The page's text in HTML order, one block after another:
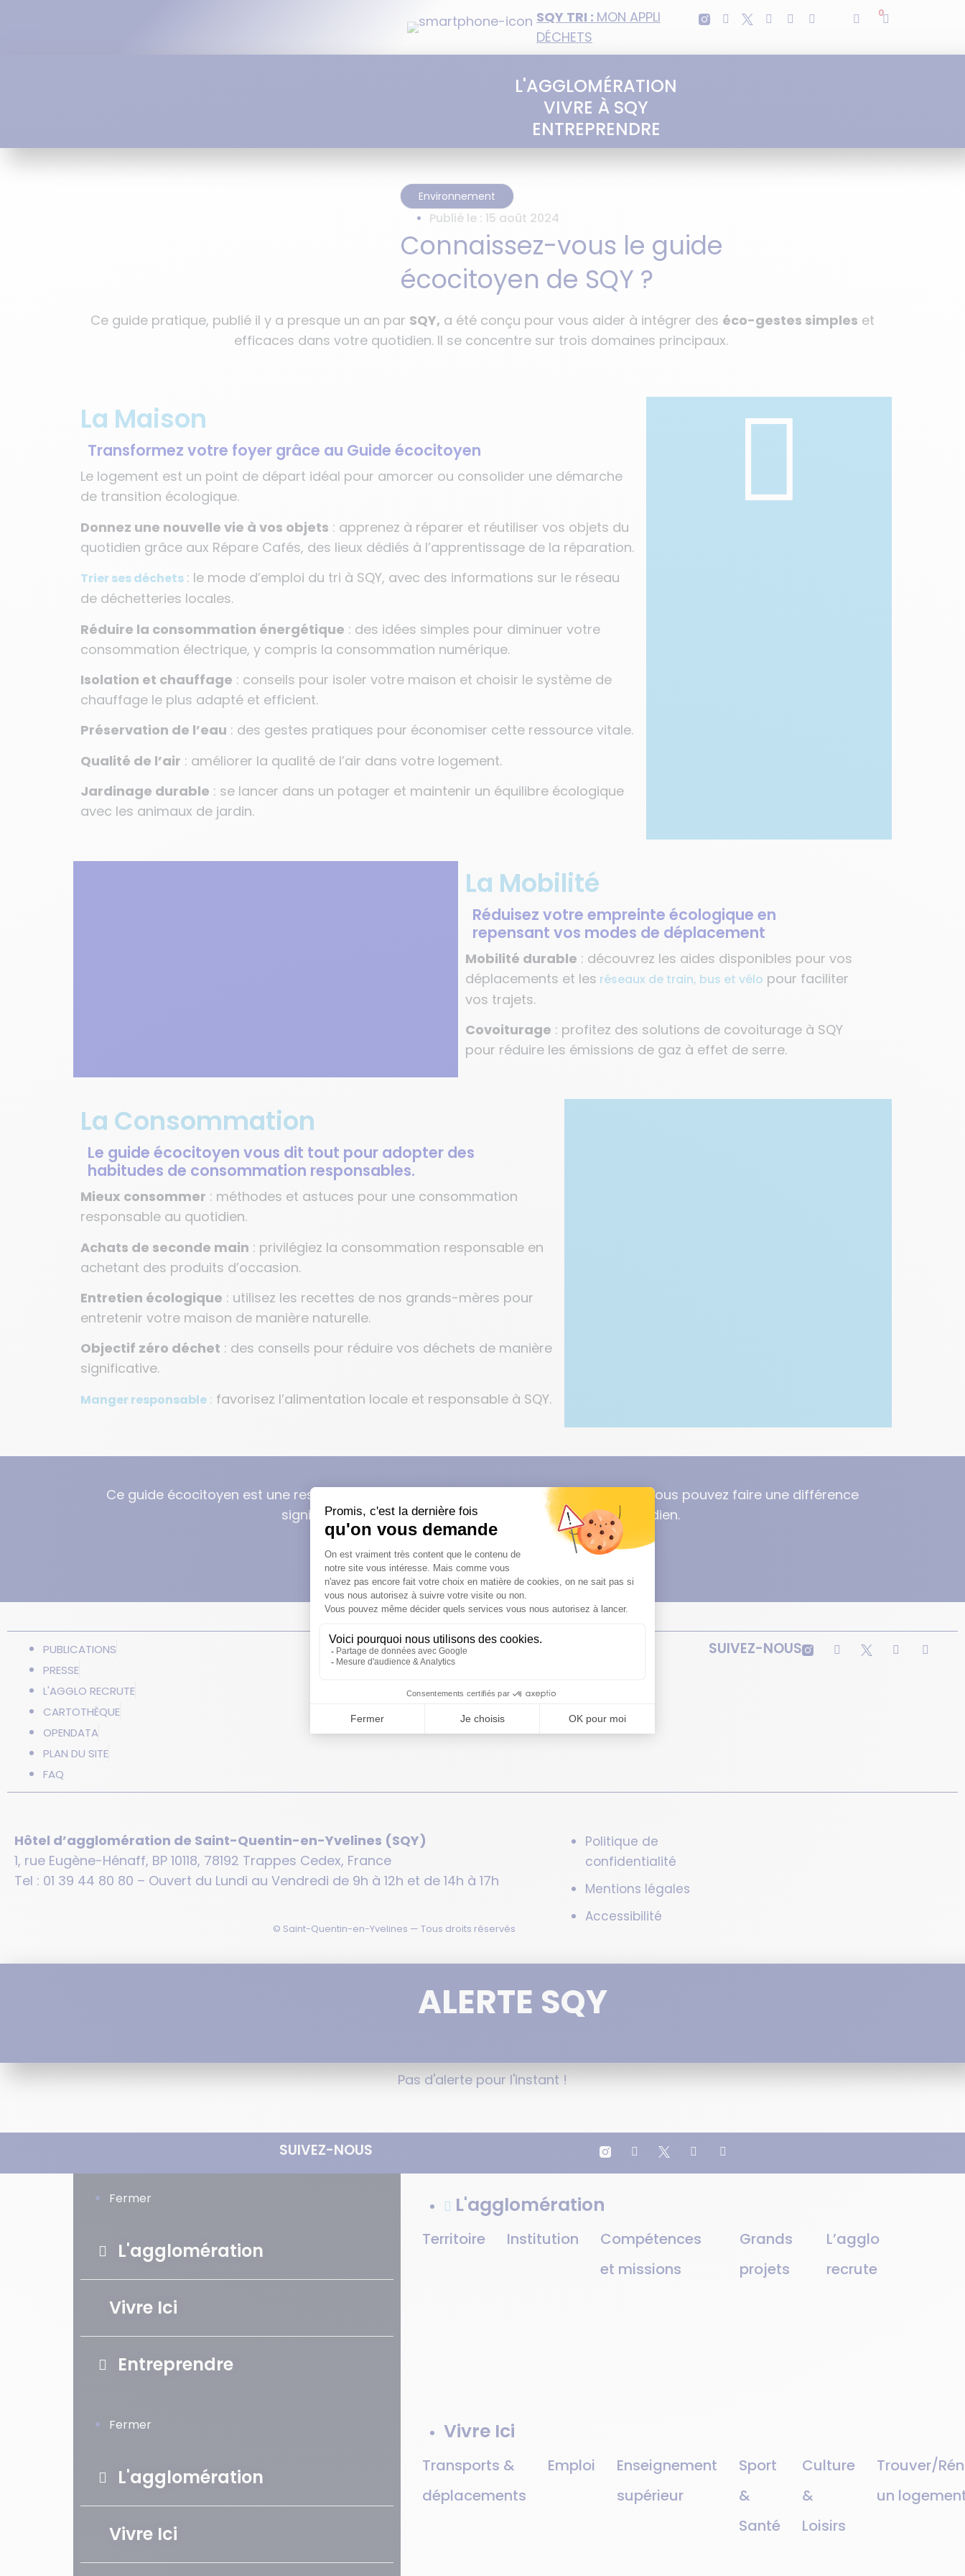
SQY TRI : MON APPLI
DÉCHETS
0
L'AGGLOMÉRATION
VIVRE À SQY
ENTREPRENDRE
Environnement
Publié le : 15 août 2024
Connaissez-vous le guide
écocitoyen de SQY ?
Ce guide pratique, publié il y a presque un an par SQY, a été conçu pour vous aider à intégrer des éco-gestes simples et
efficaces dans votre quotidien. Il se concentre sur trois domaines principaux.
La Maison
Transformez votre foyer grâce au Guide écocitoyen
Le logement est un point de départ idéal pour amorcer ou consolider une démarche
de transition écologique.
Donnez une nouvelle vie à vos objets : apprenez à réparer et réutiliser vos objets du
quotidien grâce aux Répare Cafés, des lieux dédiés à l’apprentissage de la réparation.
Trier ses déchets : le mode d’emploi du tri à SQY, avec des informations sur le réseau
de déchetteries locales.
Réduire la consommation énergétique : des idées simples pour diminuer votre
consommation électrique, y compris la consommation numérique.
Isolation et chauffage : conseils pour isoler votre maison et choisir le système de
chauffage le plus adapté et efficient.
Préservation de l’eau : des gestes pratiques pour économiser cette ressource vitale.
Qualité de l’air : améliorer la qualité de l’air dans votre logement.
Jardinage durable : se lancer dans un potager et maintenir un équilibre écologique
avec les animaux de jardin.
La Mobilité
Réduisez votre empreinte écologique en
repensant vos modes de déplacement
Mobilité durable : découvrez les aides disponibles pour vos
déplacements et les réseaux de train, bus et vélo pour faciliter
vos trajets.
Covoiturage : profitez des solutions de covoiturage à SQY
pour réduire les émissions de gaz à effet de serre.
La Consommation
Le guide écocitoyen vous dit tout pour adopter des
habitudes de consommation responsables.
Mieux consommer : méthodes et astuces pour une consommation
responsable au quotidien.
Achats de seconde main : privilégiez la consommation responsable en
achetant des produits d’occasion.
Entretien écologique : utilisez les recettes de nos grands-mères pour
entretenir votre maison de manière naturelle.
Objectif zéro déchet : des conseils pour réduire vos déchets de manière
significative.
Manger responsable : favorisez l’alimentation locale et responsable à SQY.
Ce guide écocitoyen est une ressource indispensable. En adoptant ces éco-gestes, vous pouvez faire une différence
significative tout en simplifiant et enrichissant votre quotidien.
Découvrez le guide !
PUBLICATIONS
PRESSE
L'AGGLO RECRUTE
CARTOTHÈQUE
OPENDATA
PLAN DU SITE
FAQ
SUIVEZ-NOUS
Hôtel d’agglomération de Saint-Quentin-en-Yvelines (SQY)
1, rue Eugène-Hénaff, BP 10118, 78192 Trappes Cedex, France
Tel : 01 39 44 80 80 – Ouvert du Lundi au Vendredi de 9h à 12h et de 14h à 17h
Politique de
confidentialité
Mentions légales
Accessibilité
© Saint-Quentin-en-Yvelines — Tous droits réservés
ALERTE SQY
Pas d'alerte pour l'instant !
SUIVEZ-NOUS
Fermer
L'agglomération
Vivre Ici
Entreprendre
L'agglomération
Territoire Institution
Compétences
et missions
Grands
projets
L’agglo
recrute
Fermer
L'agglomération
Vivre Ici
Vivre Ici
Transports &
déplacements
Emploi
Enseignement
supérieur
Sport
&
Santé
Culture
&
Loisirs
Trouver/
un